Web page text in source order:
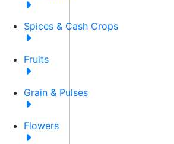
Spices & Cash Crops
Fruits
Grain & Pulses
Flowers